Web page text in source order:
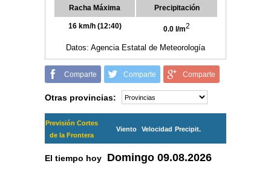
Racha Máxima
16 km/h (12:40)
Precipitación
0.0 l/m2
Datos: Agencia Estatal de Meteorología
Comparte Comparte Comparte
Otras provincias:
Previsión Cortes
de la Frontera
Viento Velocidad Precipit.
El tiempo hoy Domingo 09.08.2026